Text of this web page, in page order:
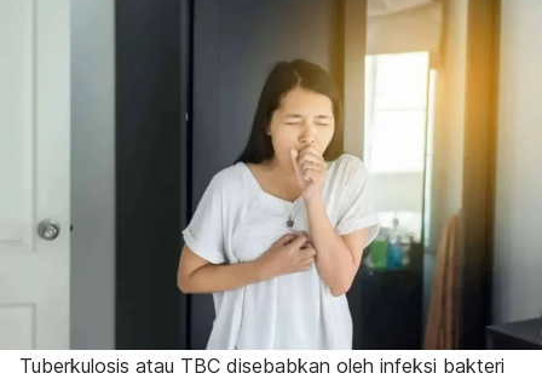
Tuberkulosis atau TBC disebabkan oleh infeksi bakteri